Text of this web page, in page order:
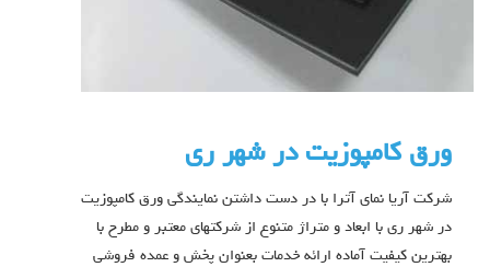
ورق کامپوزیت در شهر ری
شرکت آریا نمای آترا با در دست داشتن نمایندگی ورق کامپوزیت
در شهر ری با ابعاد و متراژ متنوع از شرکتهای معتبر و مطرح با
بهترین کیفیت آماده ارائه خدمات بعنوان پخش و عمده فروشی